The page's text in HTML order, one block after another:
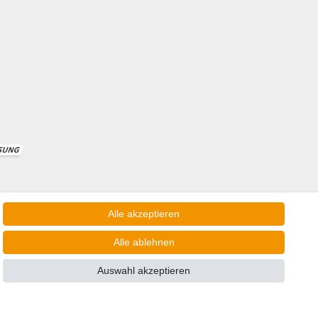
Alle akzeptieren
Alle ablehnen
Auswahl akzeptieren